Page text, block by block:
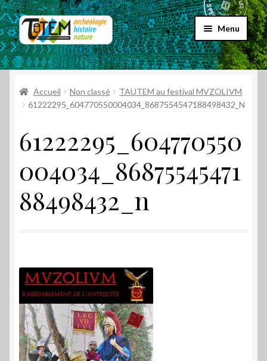
Aller
à
la
navigation
Aller
au
contenu
Menu
Accueil
Choix par genre
Ouvrir
le
le
menu
enfant
Qui sommes-nous ?
Accueil Non classé
TAUTEM au festival MVZOLIVM
61222295_604770550004034_8687554547188498432_N
61222295_604770550
004034_86875545471
88498432_n